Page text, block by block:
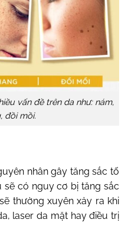
vấn đề trên da như: nám,
đồi mồi.
nhân gây tăng sắc tố
sẽ có nguy cơ bị tăng sắc
thường xuyên xảy ra khi
laser da mặt hay điều trị